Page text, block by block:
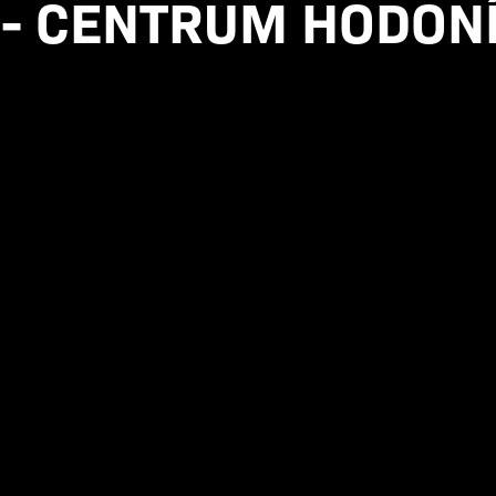
CENTRUM